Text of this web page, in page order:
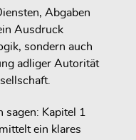
Abgaben
Ausdruck
sondern auch
adliger Autorität
sagen: Kapitel 1
ein klares